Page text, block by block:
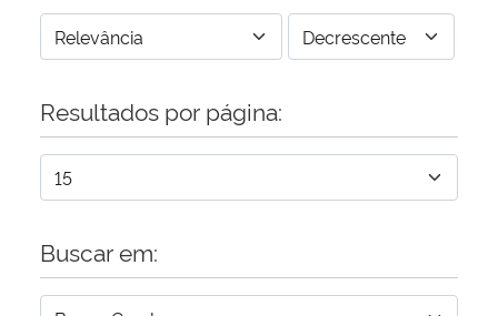
Banco Central do Brasil
Resultados por página:
Buscar em: